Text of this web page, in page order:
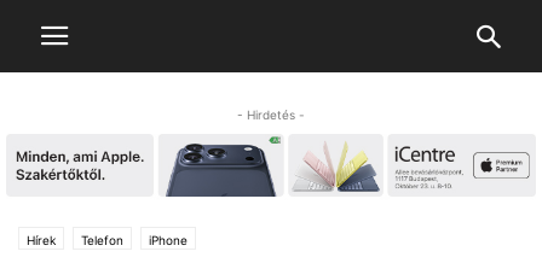
- Hirdetés -
Hírek Telefon iPhone